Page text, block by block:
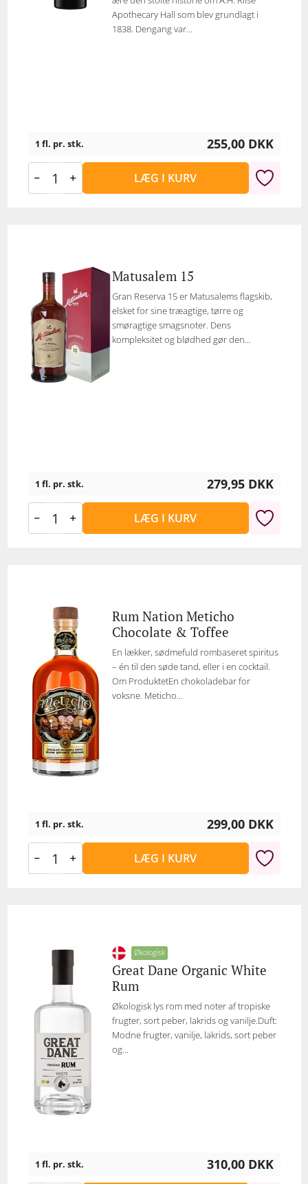
Apothecary Hall som blev grundlagt i
1838. Dengang var...
1 fl. pr. stk. 255,00 DKK
LÆG I KURV
Matusalem 15
Gran Reserva 15 er Matusalems flagskib,
elsket for sine træagtige, tørre og
smøragtige smagsnoter. Dens
kompleksitet og blødhed gør den...
1 fl. pr. stk. 279,95 DKK
LÆG I KURV
Rum Nation Meticho
Chocolate & Toffee
En lækker, sødmefuld rombaseret spiritus
– én til den søde tand, eller i en cocktail.
Om ProduktetEn chokoladebar for
voksne. Meticho...
1 fl. pr. stk. 299,00 DKK
LÆG I KURV
Økologisk
Great Dane Organic White
Rum
Økologisk lys rom med noter af tropiske
frugter, sort peber, lakrids og vanilje.Duft:
Modne frugter, vanilje, lakrids, sort peber
og...
1 fl. pr. stk. 310,00 DKK